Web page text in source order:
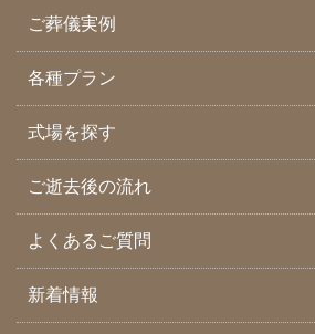
ご葬儀実例
各種プラン
式場を探す
ご逝去後の流れ
よくあるご質問
新着情報